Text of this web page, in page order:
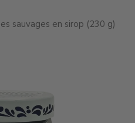
sauvages en sirop (230 g)